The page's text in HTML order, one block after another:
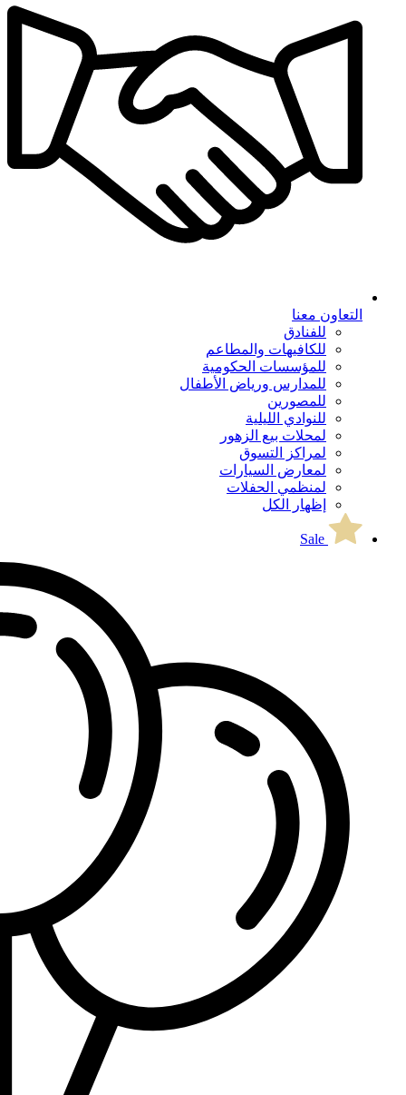
التعاون معنا
للفنادق
للكافيهات والمطاعم
للمؤسسات الحكومية
للمدارس ورياض الأطفال
للمصورين
للنوادي الليلية
لمحلات بيع الزهور
لمراكز التسوق
لمعارض السيارات
لمنظمي الحفلات
إظهار الكل